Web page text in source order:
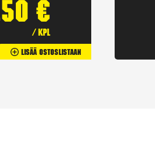
€
/ kpl
Lisää Ostoslistaan